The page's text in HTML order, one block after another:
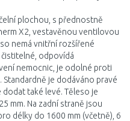
plochou, s přednostně
X2, vestavěnou ventilovou
nemá vnitřní rozšířené
odpovídá
nemocnic, je odolné proti
je dodáváno pravé
také levé. Těleso je
mm. Na zadní straně jsou
délky do 1600 mm (včetně), 6